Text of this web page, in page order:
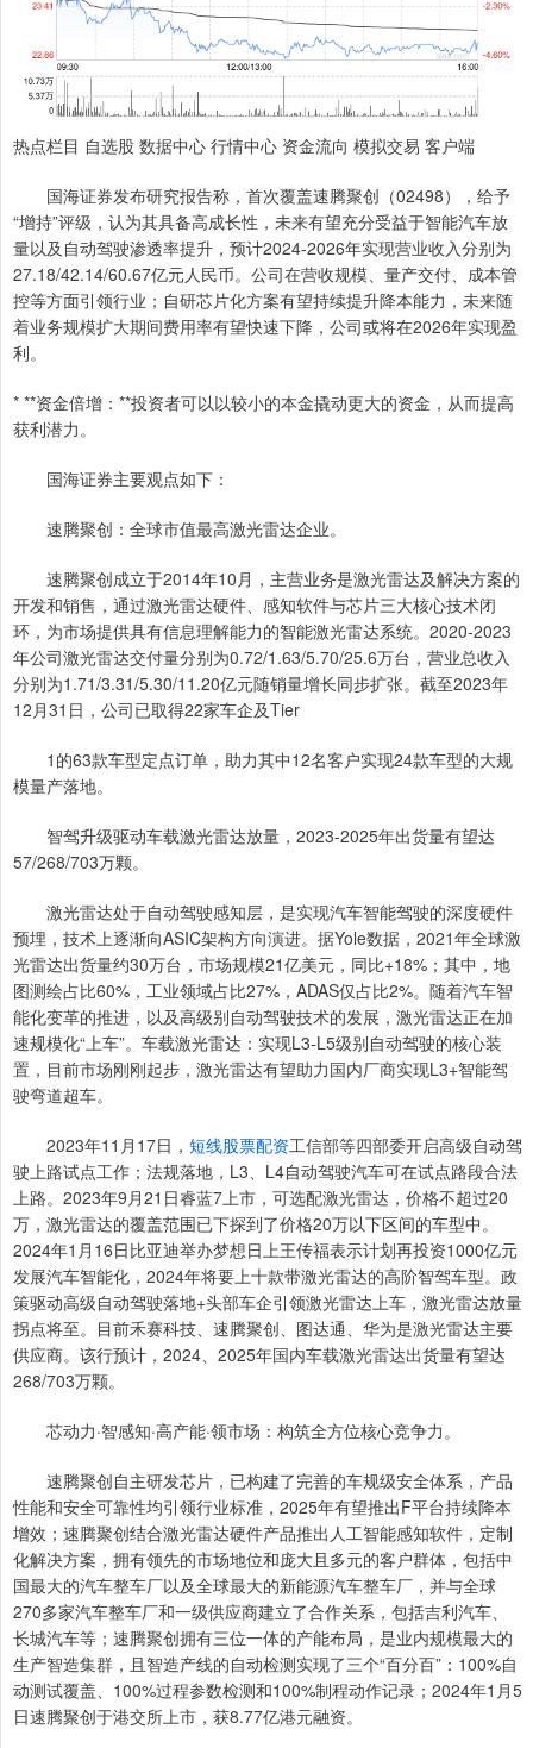
热点栏目 自选股 数据中心 行情中心 资金流向 模拟交易 客户端
国海证券发布研究报告称，首次覆盖速腾聚创（02498），给予
“增持”评级，认为其具备高成长性，未来有望充分受益于智能汽车放
量以及自动驾驶渗透率提升，预计2024-2026年实现营业收入分别为
27.18/42.14/60.67亿元人民币。公司在营收规模、量产交付、成本管
控等方面引领行业；自研芯片化方案有望持续提升降本能力，未来随
着业务规模扩大期间费用率有望快速下降，公司或将在2026年实现盈
利。
* **资金倍增：**投资者可以以较小的本金撬动更大的资金，从而提高
获利潜力。
国海证券主要观点如下：
速腾聚创：全球市值最高激光雷达企业。
速腾聚创成立于2014年10月，主营业务是激光雷达及解决方案的
开发和销售，通过激光雷达硬件、感知软件与芯片三大核心技术闭
环，为市场提供具有信息理解能力的智能激光雷达系统。2020-2023
年公司激光雷达交付量分别为0.72/1.63/5.70/25.6万台，营业总收入
分别为1.71/3.31/5.30/11.20亿元随销量增长同步扩张。截至2023年
12月31日，公司已取得22家车企及Tier
1的63款车型定点订单，助力其中12名客户实现24款车型的大规
模量产落地。
智驾升级驱动车载激光雷达放量，2023-2025年出货量有望达
57/268/703万颗。
激光雷达处于自动驾驶感知层，是实现汽车智能驾驶的深度硬件
预埋，技术上逐渐向ASIC架构方向演进。据Yole数据，2021年全球激
光雷达出货量约30万台，市场规模21亿美元，同比+18%；其中，地
图测绘占比60%，工业领域占比27%，ADAS仅占比2%。随着汽车智
能化变革的推进，以及高级别自动驾驶技术的发展，激光雷达正在加
速规模化“上车”。车载激光雷达：实现L3-L5级别自动驾驶的核心装
置，目前市场刚刚起步，激光雷达有望助力国内厂商实现L3+智能驾
驶弯道超车。
2023年11月17日， 短线股票配资工信部等四部委开启高级自动驾
驶上路试点工作；法规落地，L3、L4自动驾驶汽车可在试点路段合法
上路。2023年9月21日睿蓝7上市，可选配激光雷达，价格不超过20
万，激光雷达的覆盖范围已下探到了价格20万以下区间的车型中。
2024年1月16日比亚迪举办梦想日上王传福表示计划再投资1000亿元
发展汽车智能化，2024年将要上十款带激光雷达的高阶智驾车型。政
策驱动高级自动驾驶落地+头部车企引领激光雷达上车，激光雷达放量
拐点将至。目前禾赛科技、速腾聚创、图达通、华为是激光雷达主要
供应商。该行预计，2024、2025年国内车载激光雷达出货量有望达
268/703万颗。
芯动力·智感知·高产能·领市场：构筑全方位核心竞争力。
速腾聚创自主研发芯片，已构建了完善的车规级安全体系，产品
性能和安全可靠性均引领行业标准，2025年有望推出F平台持续降本
增效；速腾聚创结合激光雷达硬件产品推出人工智能感知软件，定制
化解决方案，拥有领先的市场地位和庞大且多元的客户群体，包括中
国最大的汽车整车厂以及全球最大的新能源汽车整车厂，并与全球
270多家汽车整车厂和一级供应商建立了合作关系，包括吉利汽车、
长城汽车等；速腾聚创拥有三位一体的产能布局，是业内规模最大的
生产智造集群，且智造产线的自动检测实现了三个“百分百”：100%自
动测试覆盖、100%过程参数检测和100%制程动作记录；2024年1月5
日速腾聚创于港交所上市，获8.77亿港元融资。